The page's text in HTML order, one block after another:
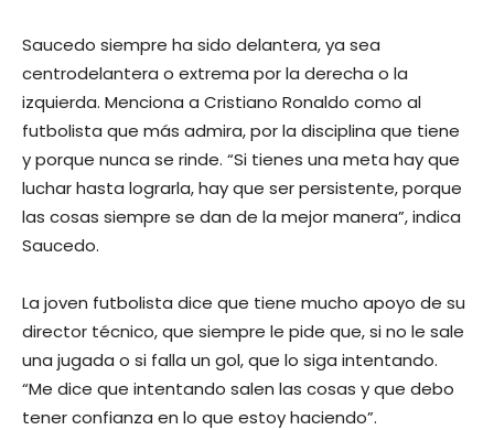
Saucedo siempre ha sido delantera, ya sea
centrodelantera o extrema por la derecha o la
izquierda. Menciona a Cristiano Ronaldo como al
futbolista que más admira, por la disciplina que tiene
y porque nunca se rinde. “Si tienes una meta hay que
luchar hasta lograrla, hay que ser persistente, porque
las cosas siempre se dan de la mejor manera”, indica
Saucedo.
La joven futbolista dice que tiene mucho apoyo de su
director técnico, que siempre le pide que, si no le sale
una jugada o si falla un gol, que lo siga intentando.
“Me dice que intentando salen las cosas y que debo
tener confianza en lo que estoy haciendo”.